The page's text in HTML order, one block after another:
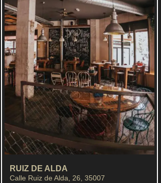
RUIZ DE ALDA
Calle Ruiz de Alda, 26, 35007